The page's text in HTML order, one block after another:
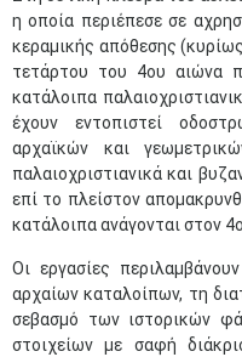
η οποία περιέπεσε σε
κεραμικής απόθεσης
τετάρτου του 4ου αιώνα
κατάλοιπα
έχουν εντοπιστεί
αρχαϊκών και
παλαιοχριστιανικά και
επί το πλείστον
κατάλοιπα ανάγονται στον
Οι εργασίες
αρχαίων καταλοίπων, τη
σεβασμό των ιστορικών
στοιχείων με σαφή